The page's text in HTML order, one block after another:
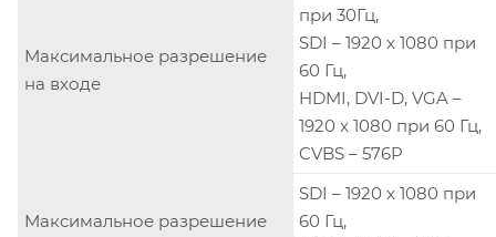
Максимальное разрешение
на входе
при 30Гц,
SDI – 1920 x 1080 при
60 Гц,
HDMI, DVI-D, VGA –
1920 x 1080 при 60 Гц,
CVBS – 576P
Максимальное разрешение
SDI – 1920 x 1080 при
60 Гц,